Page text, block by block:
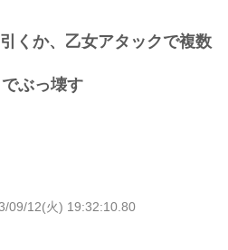
くか、乙女アタックで複数
ぶっ壊す
09/12(火) 19:32:10.80